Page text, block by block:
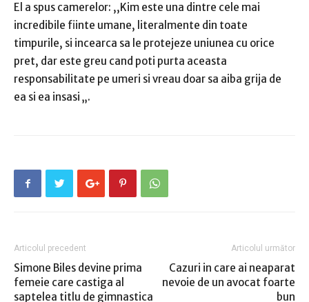
El a spus camerelor: ,,Kim este una dintre cele mai
incredibile fiinte umane, literalmente din toate
timpurile, si incearca sa le protejeze uniunea cu orice
pret, dar este greu cand poti purta aceasta
responsabilitate pe umeri si vreau doar sa aiba grija de
ea si ea insasi „.
Articolul precedent
Simone Biles devine prima
femeie care castiga al
saptelea titlu de gimnastica
Articolul următor
Cazuri in care ai neaparat
nevoie de un avocat foarte
bun